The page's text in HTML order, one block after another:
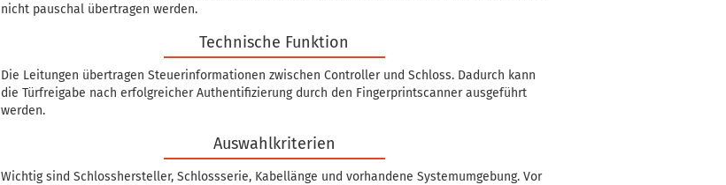
nicht pauschal übertragen werden.
Technische Funktion
Die Leitungen übertragen Steuerinformationen zwischen Controller und Schloss. Dadurch kann
die Türfreigabe nach erfolgreicher Authentifizierung durch den Fingerprintscanner ausgeführt
werden.
Auswahlkriterien
Wichtig sind Schlosshersteller, Schlossserie, Kabellänge und vorhandene Systemumgebung. Vor